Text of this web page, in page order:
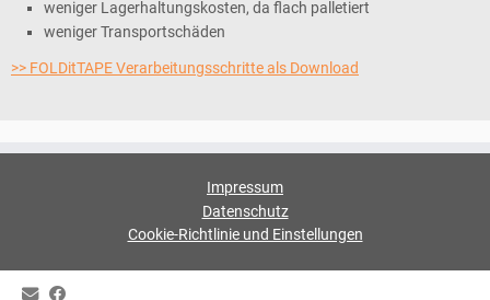
weniger Lagerhaltungskosten, da flach palletiert
weniger Transportschäden
>> FOLDitTAPE Verarbeitungsschritte als Download
Impressum
Datenschutz
Cookie-Richtlinie und Einstellungen